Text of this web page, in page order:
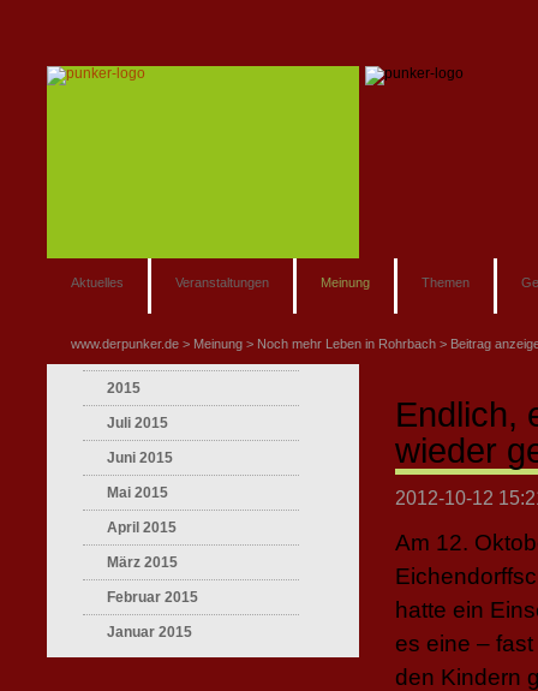
Aktuelles Veranstaltungen Meinung Themen
www.derpunker.de Meinung Noch mehr Leben in Rohrbach Beitrag
Endlich,
wieder
2012-10-12
Am 12.
hatte ein
es eine –
den Kindern
2015
Juli 2015
Juni 2015
Mai 2015
April 2015
März 2015
Februar 2015
Januar 2015